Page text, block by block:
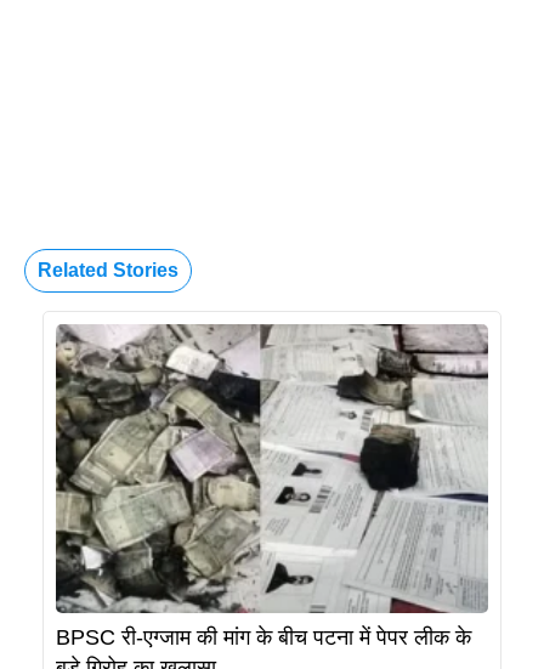
Related Stories
BPSC री-एग्जाम की मांग के बीच पटना में पेपर लीक के